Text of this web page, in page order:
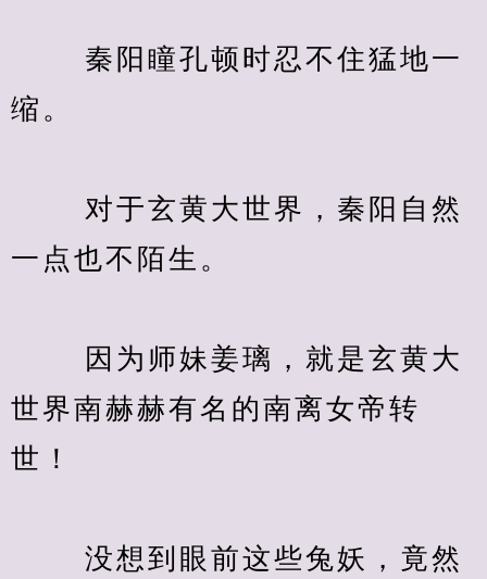
秦阳瞳孔顿时忍不住猛地一
缩。
对于玄黄大世界，秦阳自然
一点也不陌生。
因为师妹姜璃，就是玄黄大
世界南赫赫有名的南离女帝转
世！
没想到眼前这些兔妖，竟然